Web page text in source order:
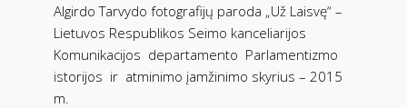
Algirdo Tarvydo fotografijų paroda „Už Laisvę“ –
Lietuvos Respublikos Seimo kanceliarijos
Komunikacijos departamento Parlamentizmo
istorijos ir atminimo įamžinimo skyrius – 2015
m.